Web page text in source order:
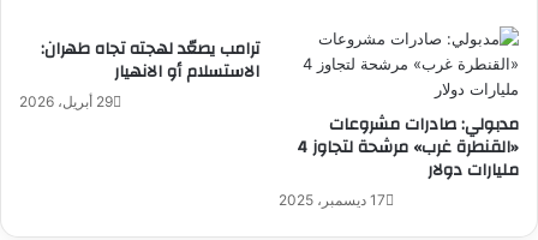
ترامب يصعّد لهجته تجاه طهران:
الاستسلام أو الانهيار
29 أبريل، 2026
مدبولي: صادرات مشروعات
«القنطرة غرب» مرشحة لتجاوز 4
مليارات دولار
17 ديسمبر، 2025